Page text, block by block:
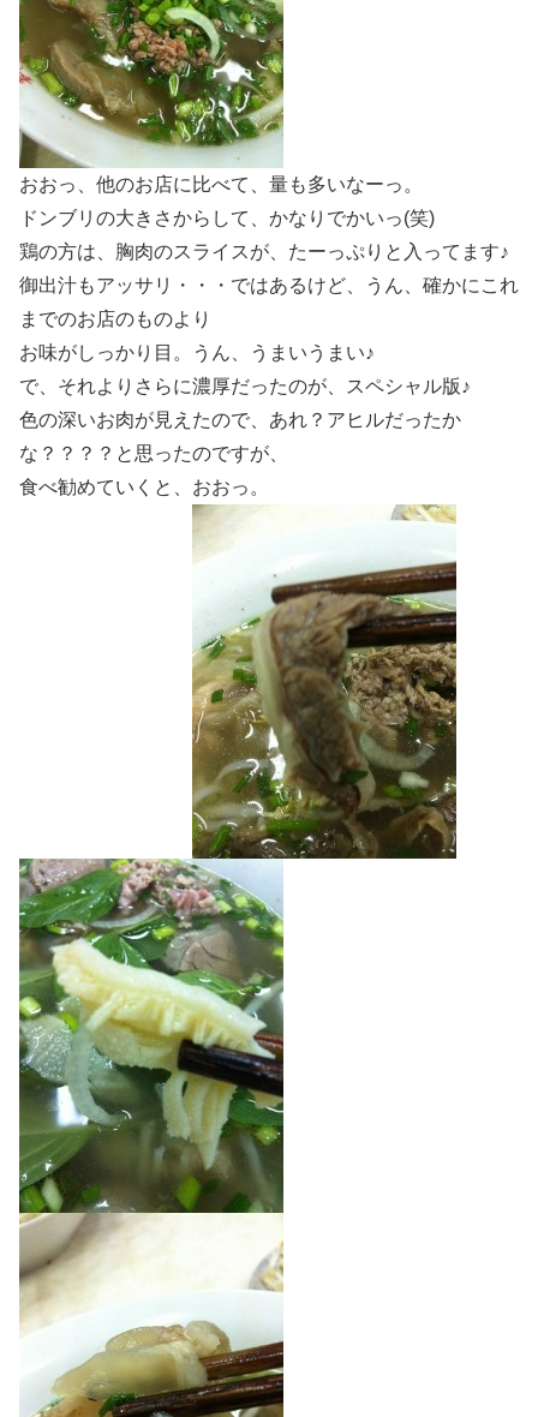
おおっ、他のお店に比べて、量も多いなーっ。
ドンブリの大きさからして、かなりでかいっ(笑)
鶏の方は、胸肉のスライスが、たーっぷりと入ってます♪
御出汁もアッサリ・・・ではあるけど、うん、確かにこれ
までのお店のものより
お味がしっかり目。うん、うまいうまい♪
で、それよりさらに濃厚だったのが、スペシャル版♪
色の深いお肉が見えたので、あれ？アヒルだったか
な？？？？と思ったのですが、
食べ勧めていくと、おおっ。